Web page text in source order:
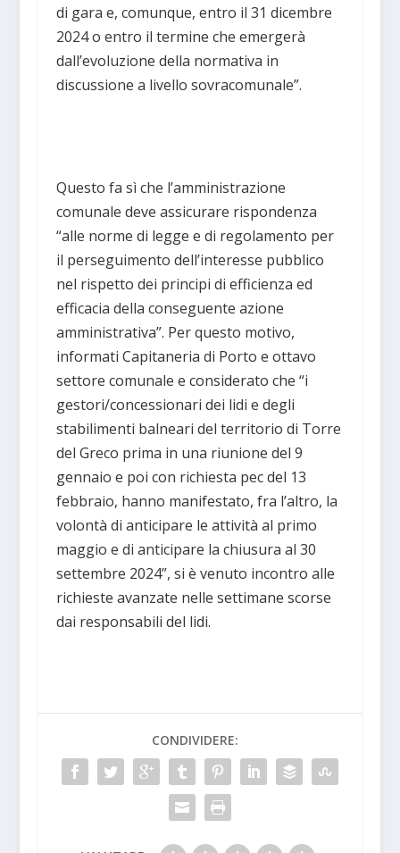
di gara e, comunque, entro il 31 dicembre
2024 o entro il termine che emergerà
dall’evoluzione della normativa in
discussione a livello sovracomunale”.
Questo fa sì che l’amministrazione
comunale deve assicurare rispondenza
“alle norme di legge e di regolamento per
il perseguimento dell’interesse pubblico
nel rispetto dei principi di efficienza ed
efficacia della conseguente azione
amministrativa”. Per questo motivo,
informati Capitaneria di Porto e ottavo
settore comunale e considerato che “i
gestori/concessionari dei lidi e degli
stabilimenti balneari del territorio di Torre
del Greco prima in una riunione del 9
gennaio e poi con richiesta pec del 13
febbraio, hanno manifestato, fra l’altro, la
volontà di anticipare le attività al primo
maggio e di anticipare la chiusura al 30
settembre 2024”, si è venuto incontro alle
richieste avanzate nelle settimane scorse
dai responsabili del lidi.
CONDIVIDERE: